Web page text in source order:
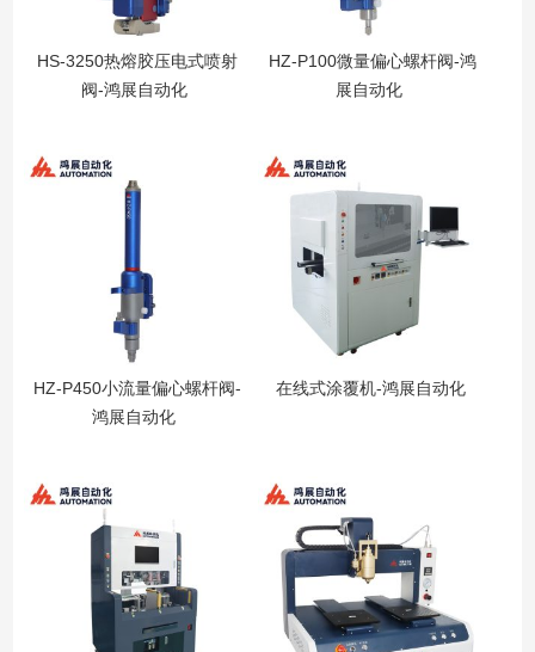
HS-3250热熔胶压电式喷射
阀-鸿展自动化
HZ-P100微量偏心螺杆阀-鸿
展自动化
HZ-P450小流量偏心螺杆阀-
鸿展自动化
在线式涂覆机-鸿展自动化